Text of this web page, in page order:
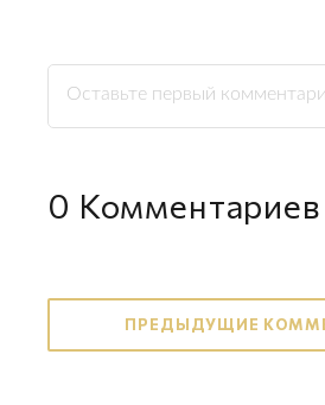
0 Комментариев
ПРЕДЫДУЩИЕ